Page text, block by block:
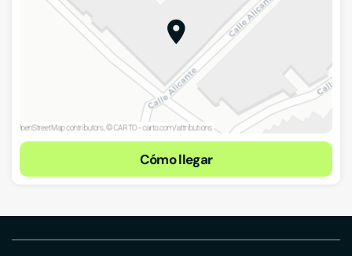
Cómo llegar